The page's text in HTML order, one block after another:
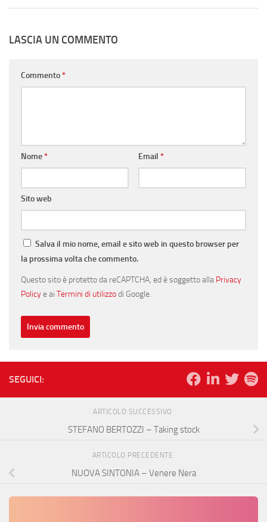
LASCIA UN COMMENTO
Commento*
Nome* Email *
Sito web
Salva il mio nome, email e sito web in questo browser per
la prossima volta che commento.
Questo sito è protetto da reCAPTCHA, ed è soggetto alla Privacy
Policye ai Termini di utilizzodi Google.
SEGUICI:
ARTICOLO SUCCESSIVO
STEFANO BERTOZZI – Taking stock
ARTICOLO PRECEDENTE
NUOVA SINTONIA – Venere Nera